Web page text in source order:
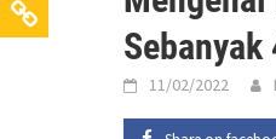
Sebanyak
11/02/2022